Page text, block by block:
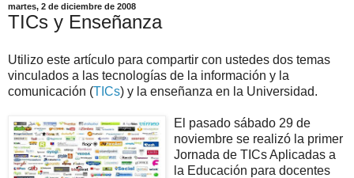
martes, 2 de diciembre de 2008
TICs y Enseñanza
Utilizo este artículo para compartir con ustedes dos temas
vinculados a las tecnologías de la información y la
comunicación (TICs) y la enseñanza en la Universidad.
El pasado sábado 29 de
noviembre se realizó la primer
Jornada de TICs Aplicadas a
la Educación para docentes